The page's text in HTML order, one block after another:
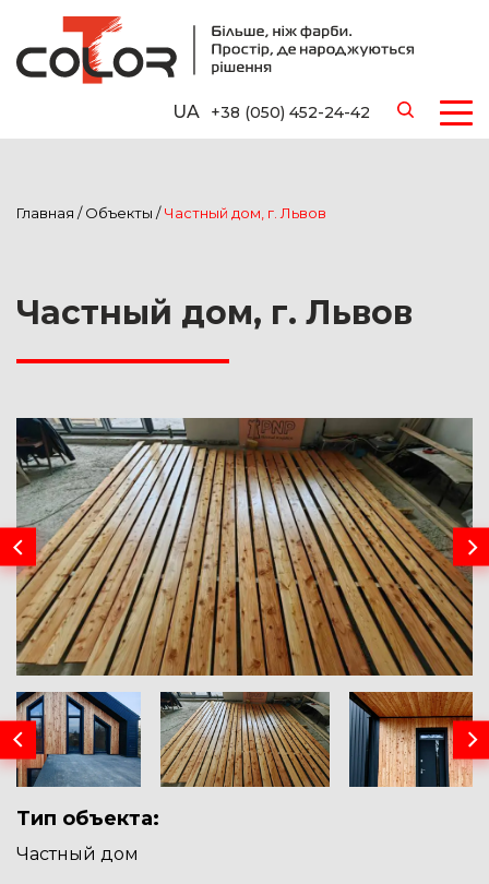
UA +38 (050) 452-24-42
Главная /Объекты /Частный дом, г. Львов
Частный дом, г. Львов
Тип объекта:
Частный дом